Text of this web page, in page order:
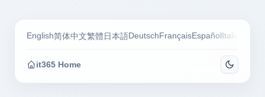
English简体中文繁體 日本語Deutsch FrançaisEspañol Italiano
it365 Home